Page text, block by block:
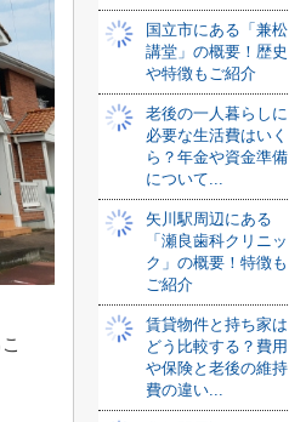
国立市にある「兼松
講堂」の概要！歴史
や特徴もご紹介
老後の一人暮らしに
必要な生活費はいく
ら？年金や資金準備
について...
矢川駅周辺にある
「瀬良歯科クリニッ
ク」の概要！特徴も
ご紹介
賃貸物件と持ち家は
どう比較する？費用
や保険と老後の維持
費の違い...